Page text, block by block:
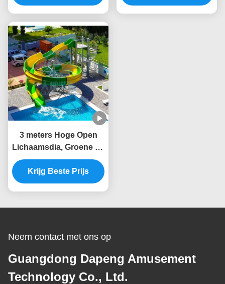
glijbaan Set Glasvezel
Toevlucht
3 meters Hoge Open
Lichaamsdia, Groene en
Gele Zwembaddia
Krijg Beste Prijs
Neem contact met ons op
Guangdong Dapeng Amusement
Technology Co., Ltd.